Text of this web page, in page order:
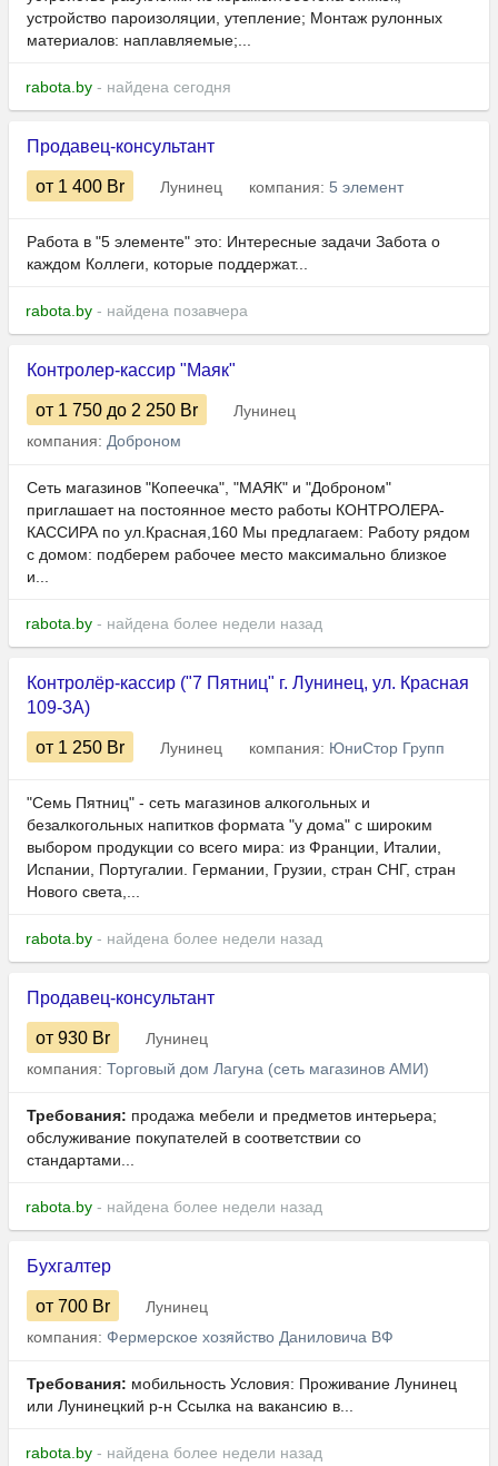
устройство пароизоляции, утепление; Монтаж рулонных
материалов: наплавляемые;...
rabota.by - найдена сегодня
Продавец-консультант
от 1 400 Br Лунинец компания: 5 элемент
Работа в "5 элементе" это: Интересные задачи Забота о
каждом Коллеги, которые поддержат...
rabota.by - найдена позавчера
Контролер-кассир "Маяк"
от 1 750 до 2 250 Br
Лунинец
компания: Доброном
Сеть магазинов "Копеечка", "МАЯК" и "Доброном"
приглашает на постоянное место работы КОНТРОЛЕРА-
КАССИРА по ул.Красная,160 Мы предлагаем: Работу рядом
с домом: подберем рабочее место максимально близкое
и...
rabota.by - найдена более недели назад
Контролёр-кассир ("7 Пятниц" г. Лунинец, ул. Красная
109-3А)
от 1 250 Br Лунинец компания: ЮниСтор Групп
"Семь Пятниц" - сеть магазинов алкогольных и
безалкогольных напитков формата "у дома" с широким
выбором продукции со всего мира: из Франции, Италии,
Испании, Португалии. Германии, Грузии, стран СНГ, стран
Нового света,...
rabota.by - найдена более недели назад
Продавец-консультант
от 930 Br
Лунинец
компания: Торговый дом Лагуна (сеть магазинов АМИ)
Требования: продажа мебели и предметов интерьера;
обслуживание покупателей в соответствии со
стандартами...
rabota.by - найдена более недели назад
Бухгалтер
от 700 Br
Лунинец
компания: Фермерское хозяйство Даниловича ВФ
Требования: мобильность Условия: Проживание Лунинец
или Лунинецкий р-н Ссылка на вакансию в...
rabota.by - найдена более недели назад